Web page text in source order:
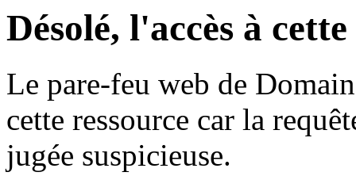
Désolé, l'accès à
Le pare-feu web de
cette ressource car la
jugée suspicieuse.